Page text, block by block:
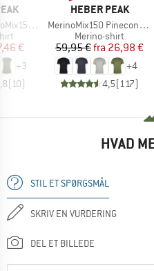
Loose Tank
pris
€
+3
(10)
MÆRKE
HEBER PEAK
Artikel
MerinoMix150 PineconeHe. II T-Shirt
Produktgruppe
Merino-shirt
Pris
59,95 € Nedsat pris
fra 26,98 €
+4
4,5(117)
HVAD
STIL ET SPØRGSMÅL
SKRIV EN VURDERING
DEL ET BILLEDE